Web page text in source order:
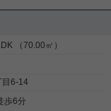
に佇む分譲マンシ
マンションをご紹介です
では！！ 南向き、
ご確認ください。 お気
（70.00㎡）
目6-14
歩6分